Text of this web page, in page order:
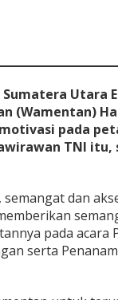
Sumatera
(Wamentan)
pada
TNI
dan
pada
serta